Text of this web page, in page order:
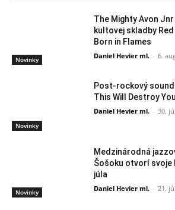
Novinky
The Mighty Avon
kultovej skladby
Born in Flames
Daniel Hevier ml. - 6.
Novinky
Post-rockový
This Will Destroy
Daniel Hevier ml. - 30.
Novinky
Medzinárodná
Šošoku otvorí svoje
júla
Daniel Hevier ml. - 21.